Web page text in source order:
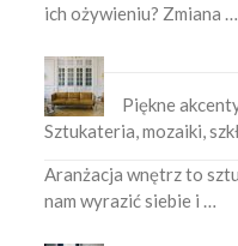
ich ożywieniu? Zmiana …
Piękne
Sztukateria, mozaiki,
Aranżacja wnętrz to
nam wyrazić siebie i …